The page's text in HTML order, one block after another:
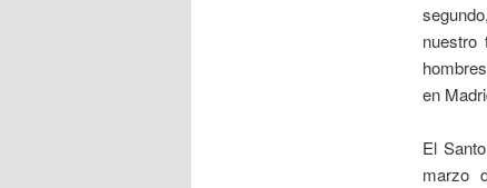
nuestro
en
El
marzo